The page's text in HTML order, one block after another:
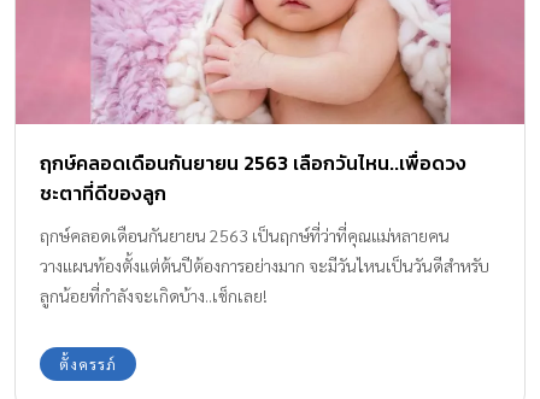
ฤกษ์คลอดเดือนกันยายน 2563 เลือกวันไหน..เพื่อดวง
ชะตาที่ดีของลูก
ฤกษ์คลอดเดือนกันยายน 2563 เป็นฤกษ์ที่ว่าที่คุณแม่หลายคน
วางแผนท้องตั้งแต่ต้นปีต้องการอย่างมาก จะมีวันไหนเป็นวันดีสำหรับ
ลูกน้อยที่กำลังจะเกิดบ้าง..เช็กเลย!
ตั้งครรภ์